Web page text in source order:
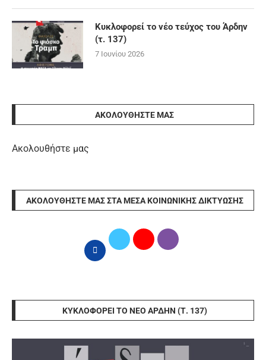
Κυκλοφορεί το νέο τεύχος του Άρδην
(τ. 137)
7 Ιουνίου 2026
ΑΚΟΛΟΥΘΉΣΤΕ ΜΑΣ
Ακολουθήστε μας
ΑΚΟΛΟΥΘΉΣΤΕ ΜΑΣ ΣΤΑ ΜΈΣΑ ΚΟΙΝΩΝΙΚΉΣ ΔΙΚΤΎΩΣΗΣ
ΚΥΚΛΟΦΟΡΕΊ ΤΟ ΝΈΟ ΆΡΔΗΝ (Τ. 137)